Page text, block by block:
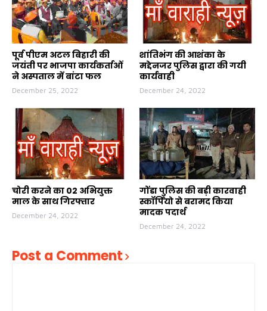
पूर्व पीएम अटल बिहारी की
जयंती पर भाजपा कार्यकर्ताओं
ने अस्पताल में बांटा फल
December 25, 2022
शांतिभंग की आशंका के
मद्देनजर पुलिस द्वारा की गयी
कार्यवाही
December 24, 2022
चोरी करने का 02 अभियुक्त
माल के साथ गिरफ्तार
December 24, 2022
गोंडा पुलिस की बड़ी कारवाही
स्कॉर्पियो से बरामद किया
मादक पदार्थ
December 24, 2022
Post a Comment